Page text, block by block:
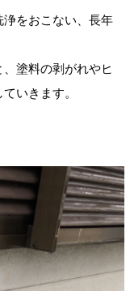
をおこない、長年
塗料の剥がれやヒ
いきます。